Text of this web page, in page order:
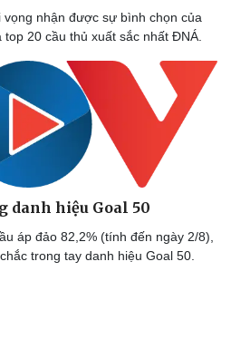
Nhà đẹp
Tình yêu - Gia đình
vọng nhận được sự bình chọn của
20 cầu thủ xuất sắc nhất ĐNÁ.
danh hiệu Goal 50
áp đảo 82,2% (tính đến ngày 2/8),
trong tay danh hiệu Goal 50.